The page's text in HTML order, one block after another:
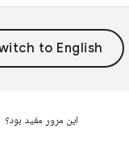
این مرور مفید بود؟